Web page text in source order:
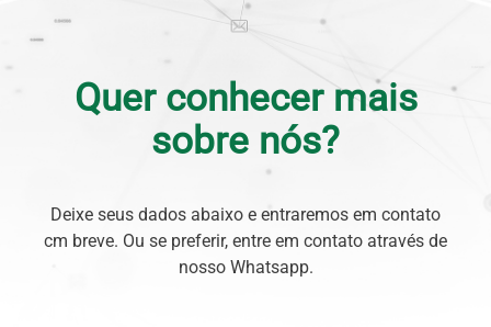
Quer conhecer mais
sobre nós?
Deixe seus dados abaixo e entraremos em contato
cm breve. Ou se preferir, entre em contato através de
nosso Whatsapp.